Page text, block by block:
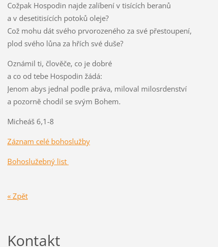
Cožpak Hospodin najde zalíbení v tisících beranů
a v desetitisících potoků oleje?
Což mohu dát svého prvorozeného za své přestoupení,
plod svého lůna za hřích své duše?
Oznámil ti, člověče, co je dobré
a co od tebe Hospodin žádá:
Jenom abys jednal podle práva, miloval milosrdenství
a pozorně chodil se svým Bohem.
Micheáš 6,1-8
Záznam celé bohoslužby
Bohoslužebný list
« Zpět
Kontakt